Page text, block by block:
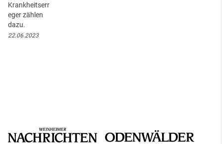
Krankheitserr
eger zählen
dazu.
22.06.2023